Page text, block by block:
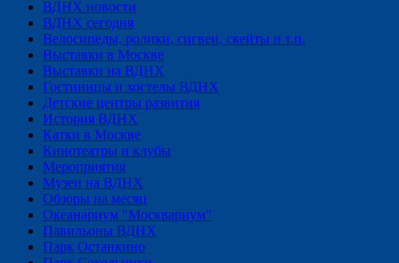
ВДНХ новости
ВДНХ сегодня
Велосипеды, ролики, сигвеи, скейты и т.п.
Выставки в Москве
Выставки на ВДНХ
Гостиницы и хостелы ВДНХ
Детские центры развития
История ВДНХ
Катки в Москве
Кинотеатры и клубы
Мероприятия
Музеи на ВДНХ
Обзоры на месяц
Океанариум "Москвариум"
Павильоны ВДНХ
Парк Останкино